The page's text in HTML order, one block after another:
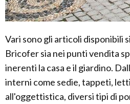
Vari sono gli articoli disponibili
Bricofer sia nei punti vendita
inerenti la casa e il giardino.
interni come sedie, tappeti,
all'oggettistica, diversi tipi di